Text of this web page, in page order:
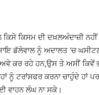
ਕਿਸੇ ਕਿਸਮ ਦੀ ਦਖ਼ਲਅੰਦਾਜ਼ੀ
ਡੱਲੇਵਾਲ ਨੂੰ ਅਦਾਲਤ ‘ਚ
ਕਰ ਰਹੇ ਹਨ,ਉਸ ਤੇ ਅਸੀਂ ਕਿਵੇਂ
ਨੂੰ ਟਰਾਂਸਫਰ ਕਰਨਾ ਚਾਹੁੰਦੇ ਹਾਂ
ਵਾਹਨ ਲੰਘ ਨਾ ਸਕੇ।